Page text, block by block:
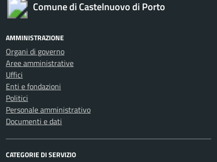
Comune di Castelnuovo di Porto
AMMINISTRAZIONE
Organi di governo
Aree amministrative
Uffici
Enti e fondazioni
Politici
Personale amministrativo
Documenti e dati
CATEGORIE DI SERVIZIO